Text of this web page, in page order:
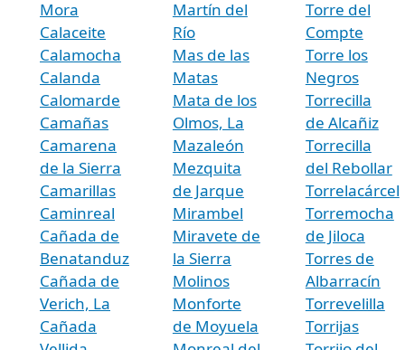
Mora
Calaceite
Calamocha
Calanda
Calomarde
Camañas
Camarena
de la Sierra
Camarillas
Caminreal
Cañada de
Benatanduz
Cañada de
Verich, La
Cañada
Martín del
Río
Mas de las
Matas
Mata de los
Olmos, La
Mazaleón
Mezquita
de Jarque
Mirambel
Miravete de
la Sierra
Molinos
Monforte
de Moyuela
Torre del
Compte
Torre los
Negros
Torrecilla
de Alcañiz
Torrecilla
del Rebollar
Torrelacárcel
Torremocha
de Jiloca
Torres de
Albarracín
Torrevelilla
Torrijas